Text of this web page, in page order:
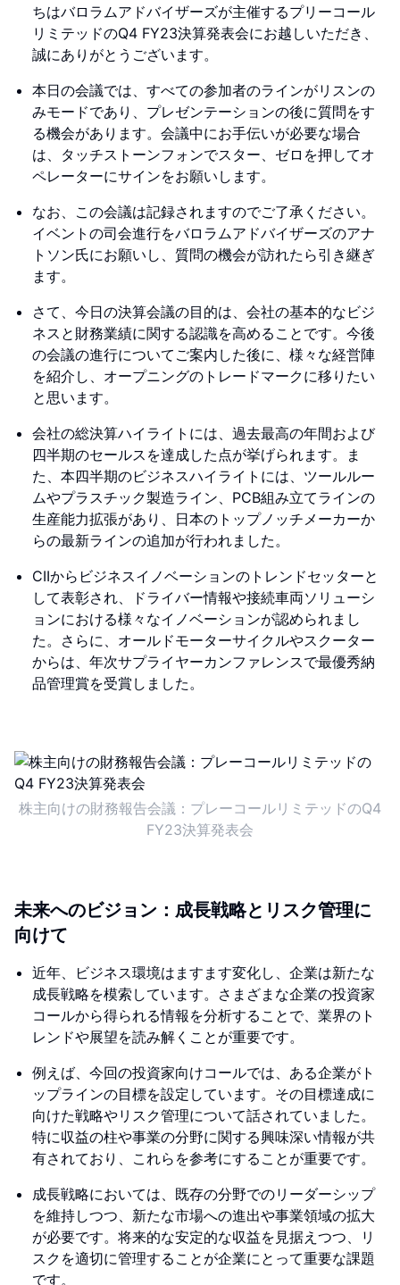
ちはバロラムアドバイザーズが主催するプリーコール
リミテッドのQ4 FY23決算発表会にお越しいただき、
誠にありがとうございます。
本日の会議では、すべての参加者のラインがリスンの
みモードであり、プレゼンテーションの後に質問をす
る機会があります。会議中にお手伝いが必要な場合
は、タッチストーンフォンでスター、ゼロを押してオ
ペレーターにサインをお願いします。
なお、この会議は記録されますのでご了承ください。
イベントの司会進行をバロラムアドバイザーズのアナ
トソン氏にお願いし、質問の機会が訪れたら引き継ぎ
ます。
さて、今日の決算会議の目的は、会社の基本的なビジ
ネスと財務業績に関する認識を高めることです。今後
の会議の進行についてご案内した後に、様々な経営陣
を紹介し、オープニングのトレードマークに移りたい
と思います。
会社の総決算ハイライトには、過去最高の年間および
四半期のセールスを達成した点が挙げられます。ま
た、本四半期のビジネスハイライトには、ツールルー
ムやプラスチック製造ライン、PCB組み立てラインの
生産能力拡張があり、日本のトップノッチメーカーか
らの最新ラインの追加が行われました。
CIIからビジネスイノベーションのトレンドセッターと
して表彰され、ドライバー情報や接続車両ソリューシ
ョンにおける様々なイノベーションが認められまし
た。さらに、オールドモーターサイクルやスクーター
からは、年次サプライヤーカンファレンスで最優秀納
品管理賞を受賞しました。
株主向けの財務報告会議：プレーコールリミテッドのQ4
FY23決算発表会
未来へのビジョン：成長戦略とリスク管理に
向けて
近年、ビジネス環境はますます変化し、企業は新たな
成長戦略を模索しています。さまざまな企業の投資家
コールから得られる情報を分析することで、業界のト
レンドや展望を読み解くことが重要です。
例えば、今回の投資家向けコールでは、ある企業がト
ップラインの目標を設定しています。その目標達成に
向けた戦略やリスク管理について話されていました。
特に収益の柱や事業の分野に関する興味深い情報が共
有されており、これらを参考にすることが重要です。
成長戦略においては、既存の分野でのリーダーシップ
を維持しつつ、新たな市場への進出や事業領域の拡大
が必要です。将来的な安定的な収益を見据えつつ、リ
スクを適切に管理することが企業にとって重要な課題
です。